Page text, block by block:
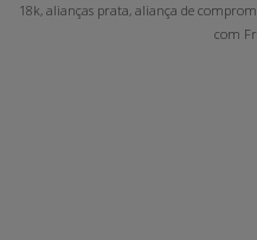
18k, alianças prata, aliança de
com